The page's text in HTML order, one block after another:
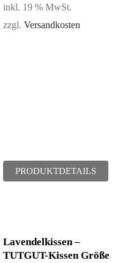
inkl. 19 % MwSt.
zzgl. Versandkosten
PRODUKTDETAILS
Lavendelkissen –
TUTGUT-Kissen Größe